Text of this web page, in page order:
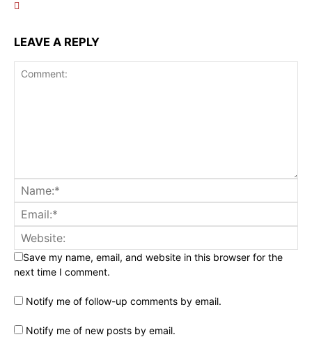
LEAVE A REPLY
Save my name, email, and website in this browser for the
next time I comment.
Notify me of follow-up comments by email.
Notify me of new posts by email.